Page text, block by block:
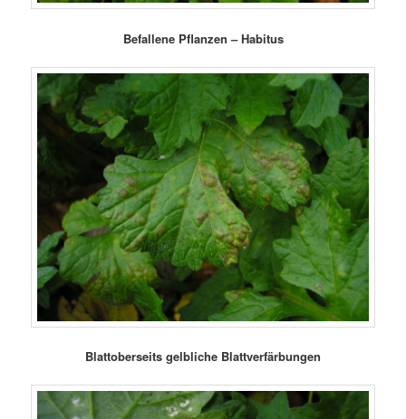
Befallene Pflanzen – Habitus
Blattoberseits gelbliche Blattverfärbungen